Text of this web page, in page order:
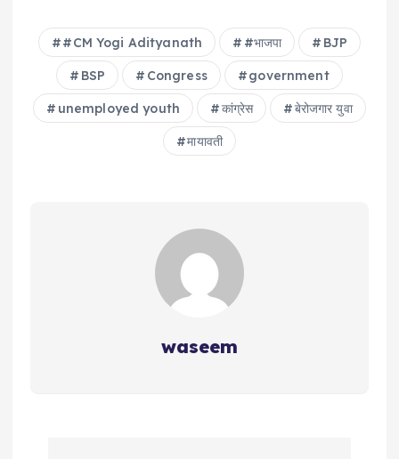
#CM Yogi Adityanath #भाजपा BJP
BSP Congress government
unemployed youth कांग्रेस बेरोजगार युवा
मायावती
waseem